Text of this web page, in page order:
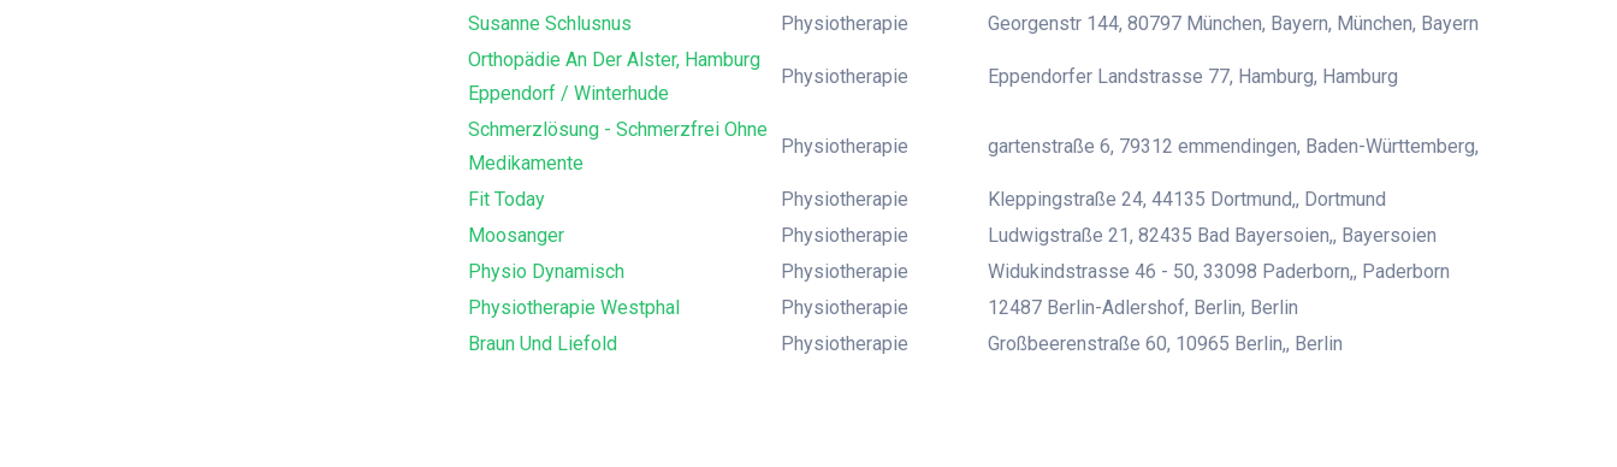
Susanne Schlusnus
Physiotherapie
Georgenstr 144, 80797 München, Bayern, München, Bayern
Orthopädie An Der Alster, Hamburg
Eppendorf / Winterhude
Physiotherapie Eppendorfer Landstrasse 77, Hamburg, Hamburg
Schmerzlösung - Schmerzfrei Ohne
Medikamente
Physiotherapie gartenstraße 6, 79312 emmendingen, Baden-Württemberg,
Fit Today Physiotherapie
Kleppingstraße 24, 44135 Dortmund,, Dortmund
Moosanger
Physiotherapie
Ludwigstraße 21, 82435 Bad Bayersoien,, Bayersoien
Physio Dynamisch
Physiotherapie
Widukindstrasse 46 - 50, 33098 Paderborn,, Paderborn
Physiotherapie Westphal
Physiotherapie
12487 Berlin-Adlershof, Berlin, Berlin
Braun Und Liefold
Physiotherapie Großbeerenstraße 60, 10965 Berlin,, Berlin